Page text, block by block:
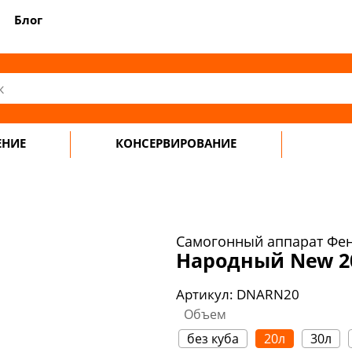
Блог
КОНСЕРВИРОВАНИЕ
Самогонный аппарат
Народный New
Артикул: DNARN20
Объем
без куба
20л 30л